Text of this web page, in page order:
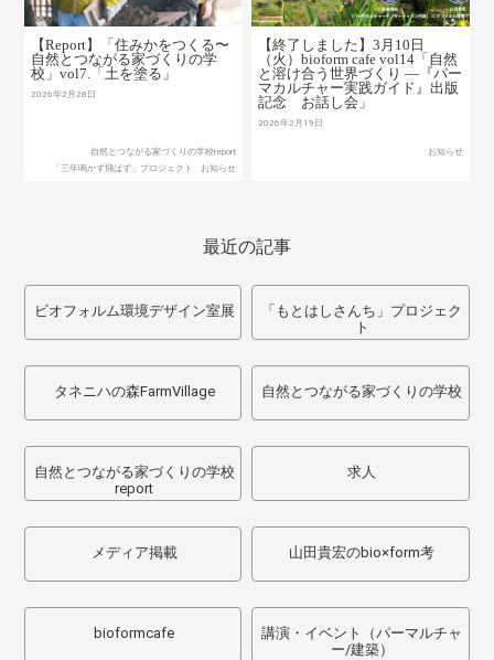
【Report】「住みかをつくる〜
自然とつながる家づくりの学
校」vol7.「土を塗る」
2026年2月28日
自然とつながる家づくりの学校report
「三年鳴かず飛ばず」プロジェクト
お知らせ
【終了しました】3月10日
（火）bioform cafe vol14「自然
と溶け合う世界づくり ―『パー
マカルチャー実践ガイド』出版
記念 お話し会」
2026年2月19日
お知らせ
最近の記事
ビオフォルム環境デザイン室展
「もとはしさんち」プロジェク
ト
タネニハの森FarmVillage 自然とつながる家づくりの学校
自然とつながる家づくりの学校
report
求人
メディア掲載 山田貴宏のbio×form考
bioformcafe
講演・イベント（パーマルチャ
ー/建築）